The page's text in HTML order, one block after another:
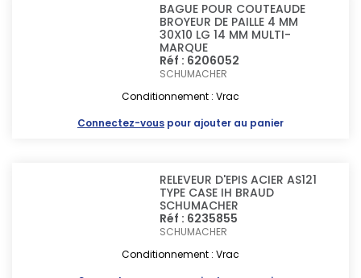
BAGUE POUR COUTEAUDE
BROYEUR DE PAILLE 4 MM
30X10 LG 14 MM MULTI-
MARQUE
Réf : 6206052
SCHUMACHER
Conditionnement : Vrac
Connectez-vous pour ajouter au panier
RELEVEUR D'EPIS ACIER AS121
TYPE CASE IH BRAUD
SCHUMACHER
Réf : 6235855
SCHUMACHER
Conditionnement : Vrac